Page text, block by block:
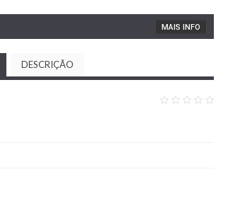
MAIS INFO
DESCRIÇÃO